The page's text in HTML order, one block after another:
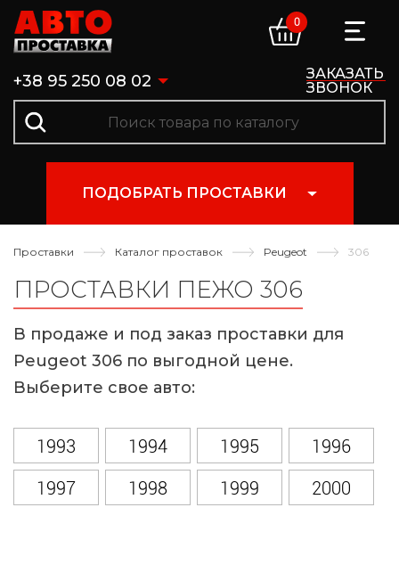
+38 95 250 08 02
ЗАКАЗАТЬ
ЗВОНОК
0
ПОДОБРАТЬ ПРОСТАВКИ
Проставки Каталог проставок Peugeot 306
ПРОСТАВКИ ПЕЖО 306
В продаже и под заказ проставки для
Peugeot 306 по выгодной цене.
Выберите свое авто:
1993 1994 1995
1996
1997
1998 1999
2000